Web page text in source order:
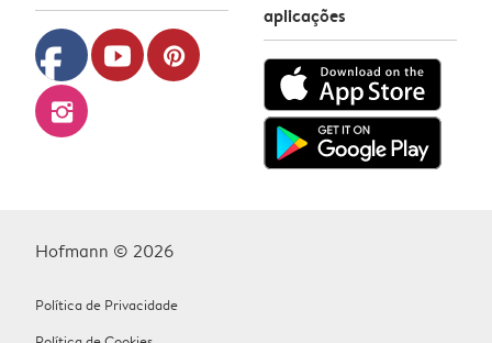
facebook youtube pinterest
instagram
aplicações
Hofmann © 2026
Política de Privacidade